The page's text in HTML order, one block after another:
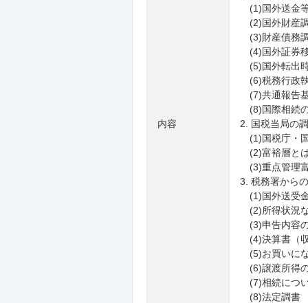
内容
(1)国外送金
(2)国外財産
(3)財産債務
(4)国外証券
(5)国外転出
(6)税務行政
(7)共通報告
(8)国際相続
2. 国税当局の
(1)国税庁・
(2)富裕層と
(3)重点管理富
3. 税務署から
(1)国外送受
(2)所得状況
(3)申告内容
(4)決算書（
(5)お買いに
(6)譲渡所得
(7)相続につ
(8)法定調書